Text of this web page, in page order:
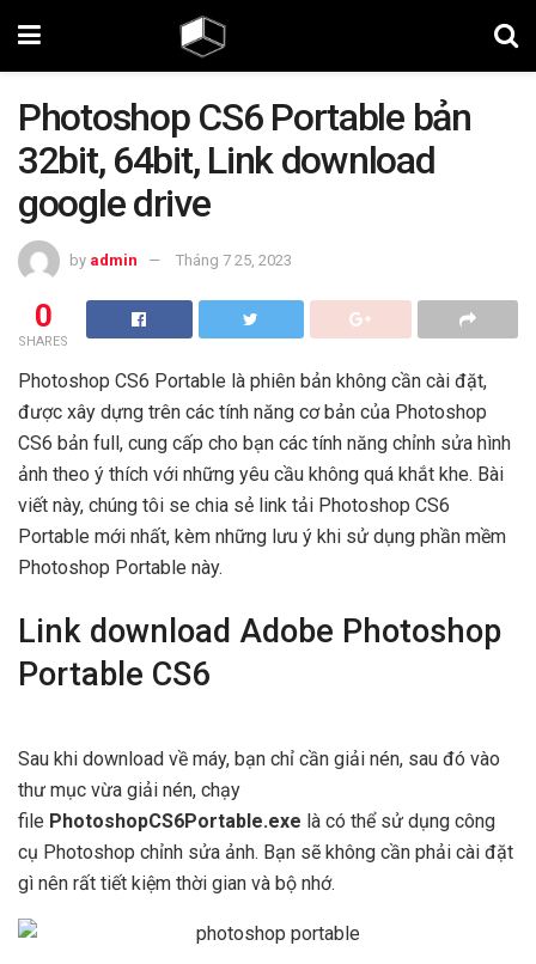
Photoshop CS6 Portable bản
32bit, 64bit, Link download
google drive
by admin Tháng 7 25, 2023
0
SHARES
Photoshop CS6 Portable là phiên bản không cần cài đặt,
được xây dựng trên các tính năng cơ bản của Photoshop
CS6 bản full, cung cấp cho bạn các tính năng chỉnh sửa hình
ảnh theo ý thích với những yêu cầu không quá khắt khe. Bài
viết này, chúng tôi se chia sẻ link tải Photoshop CS6
Portable mới nhất, kèm những lưu ý khi sử dụng phần mềm
Photoshop Portable này.
Link download Adobe Photoshop
Portable CS6
Sau khi download về máy, bạn chỉ cần giải nén, sau đó vào
thư mục vừa giải nén, chạy
file PhotoshopCS6Portable.exe là có thể sử dụng công
cụ Photoshop chỉnh sửa ảnh. Bạn sẽ không cần phải cài đặt
gì nên rất tiết kiệm thời gian và bộ nhớ.